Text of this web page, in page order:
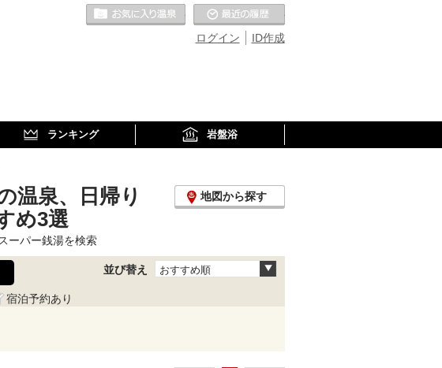
ID作成
ログイン
お気に入りの温泉
ランキング 岩盤浴
温泉、日帰り
め3選
地図から探す
ーパー銭湯を検索
並び替え おすすめ順
宿泊予約あり